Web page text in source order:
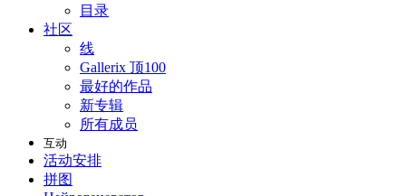
目录
社区
线
Gallerix 顶100
最好的作品
新专辑
所有成员
互动
活动安排
拼图